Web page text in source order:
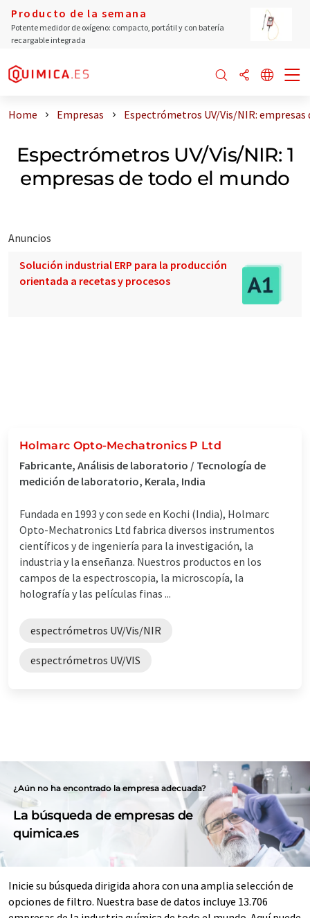
Producto de la semana
Potente medidor de oxígeno: compacto, portátil y con batería
recargable integrada
Home Empresas Espectrómetros UV/Vis/NIR:
Espectrómetros UV/Vis/NIR: 1
empresas de todo el mundo
Anuncios
Solución industrial ERP para la producción
orientada a recetas y procesos
Holmarc Opto-Mechatronics P Ltd
Fabricante, Análisis de laboratorio / Tecnología de
medición de laboratorio, Kerala, India
Fundada en 1993 y con sede en Kochi (India), Holmarc
Opto-Mechatronics Ltd fabrica diversos instrumentos
científicos y de ingeniería para la investigación, la
industria y la enseñanza. Nuestros productos en los
campos de la espectroscopia, la microscopía, la
holografía y las películas finas ...
espectrómetros UV/Vis/NIR
espectrómetros UV/VIS
¿Aún no ha encontrado la empresa adecuada?
La búsqueda de empresas de
quimica.es
Inicie su búsqueda dirigida ahora con una amplia selección de
opciones de filtro. Nuestra base de datos incluye 13.706